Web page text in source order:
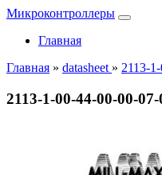
Микроконтроллеры
Главная
Главная » datasheet » 2113-
2113-1-00-44-00-00-